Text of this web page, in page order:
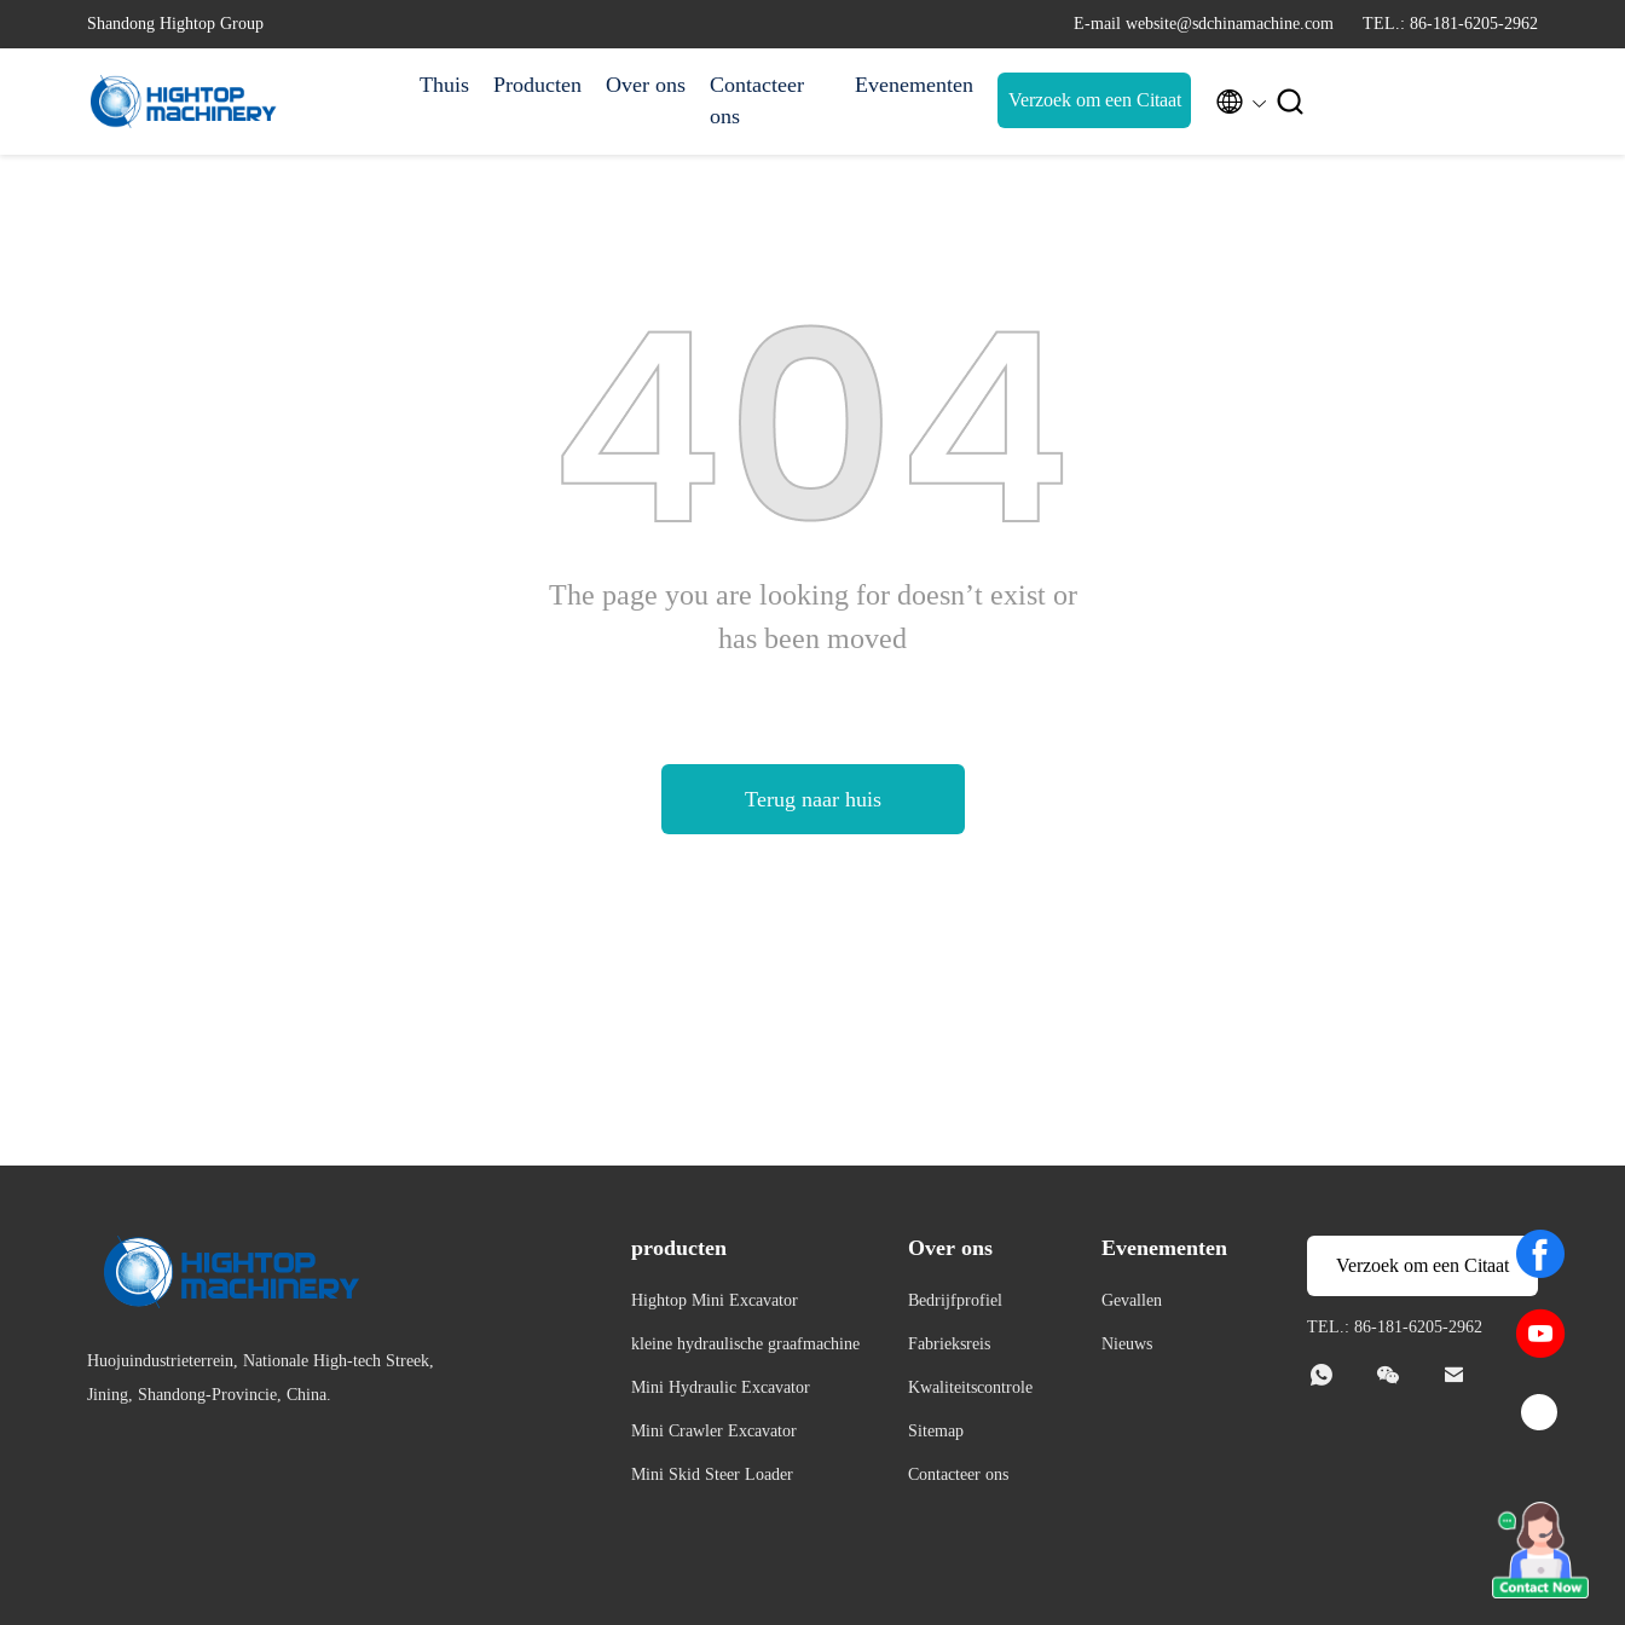
Shandong Hightop Group E-mail website@sdchinamachine.com TEL.: 86-181-6205-2962
Thuis Producten Over ons
Contacteer
ons
Evenementen
Verzoek om een Citaat  
The page you are looking for doesn’t exist or
has been moved
Terug naar huis
Huojuindustrieterrein, Nationale High-tech Streek,
Jining, Shandong-Provincie, China.
producten
Hightop Mini Excavator
kleine hydraulische graafmachine
Mini Hydraulic Excavator
Mini Crawler Excavator
Mini Skid Steer Loader
Over ons
Bedrijfprofiel
Fabrieksreis
Kwaliteitscontrole
Sitemap
Contacteer ons
Evenementen
Gevallen
Nieuws
Verzoek om een Citaat
TEL.: 86-181-6205-2962
  